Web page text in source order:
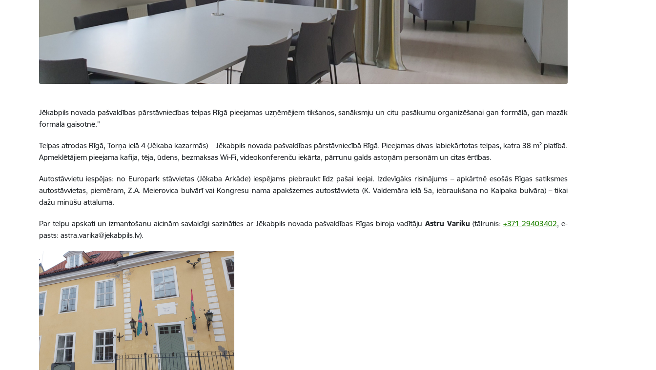
Jēkabpils novada pašvaldības pārstāvniecības telpas Rīgā pieejamas uzņēmējiem tikšanos, sanāksmju un citu pasākumu organizēšanai gan formālā, gan mazāk
formālā gaisotnē."
Telpas atrodas Rīgā, Torņa ielā 4 (Jēkaba kazarmās) – Jēkabpils novada pašvaldības pārstāvniecībā Rīgā. Pieejamas divas labiekārtotas telpas, katra 38 m² platībā.
Apmeklētājiem pieejama kafija, tēja, ūdens, bezmaksas Wi-Fi, videokonferenču iekārta, pārrunu galds astoņām personām un citas ērtības.
Autostāvvietu iespējas: no Europark stāvvietas (Jēkaba Arkāde) iespējams piebraukt līdz pašai ieejai. Izdevīgāks risinājums – apkārtnē esošās Rīgas satiksmes
autostāvvietas, piemēram, Z.A. Meierovica bulvārī vai Kongresu nama apakšzemes autostāvvieta (K. Valdemāra ielā 5a, iebraukšana no Kalpaka bulvāra) – tikai
dažu minūšu attālumā.
Par telpu apskati un izmantošanu aicinām savlaicīgi sazināties ar Jēkabpils novada pašvaldības Rīgas biroja vadītāju Astru Variku (tālrunis: +371 29403402, e-
pasts: astra.varika@jekabpils.lv).